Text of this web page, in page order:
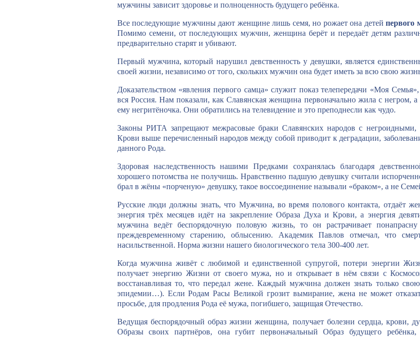
мужчины зависит здоровье и полноценность будущего ребёнка.
Все последующие мужчины дают женщине лишь семя, но рожает она детейпервого
Помимо семени, от последующих мужчин, женщина берёт и передаёт детям
предварительно старят и убивают.
Первый мужчина, который нарушил девственность у девушки, является
своей жизни, независимо от того, скольких мужчин она будет иметь за всю свою
Доказательством «явления первого самца» служит показ телепередачи «Моя
вся Россия. Нам показали, как Славянская женщина первоначально жила с негром,
ему негритёночка. Они обратились на телевидение и это преподнесли как чудо.
Законы РИТА запрещают межрасовые браки Славянских народов с
Крови выше перечисленный народов между собой приводит к деградации,
данного Рода.
Здоровая наследственность нашими Предками сохранялась благодаря
хорошего потомства не получишь. Нравственно падшую девушку считали
брал в жёны «порченую» девушку, такое воссоединение называли «браком», а не
Русские люди должны знать, что Мужчина, во время полового контакта, отдаёт
энергия трёх месяцев идёт на закрепление Образа Духа и Крови, а энергия
мужчина ведёт беспорядочную половую жизнь, то он растрачивает
преждевременному старению, облысению. Академик Павлов отмечал, что
насильственной. Норма жизни нашего биологического тела 300-400 лет.
Когда мужчина живёт с любимой и единственной супругой, потери энергии
получает энергию Жизни от своего мужа, но и открывает в нём связи с
восстанавливая то, что передал жене. Каждый мужчина должен знать только
эпидемии…). Если Родам Расы Великой грозит вымирание, жена не может
просьбе, для продления Рода её мужа, погибшего, защищая Отечество.
Ведущая беспорядочный образ жизни женщина, получает болезни сердца, крови,
Образы своих партнёров, она губит первоначальный Образ будущего